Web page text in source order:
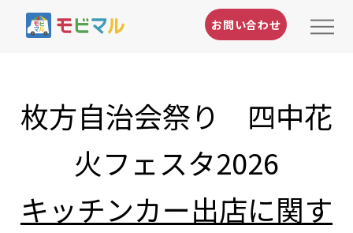
お問い合わせ
枚方自治会祭り 四中花
火フェスタ2026
キッチンカー出店に関す